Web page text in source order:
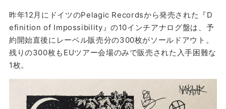
昨年12月にドイツのPelagic Recordsから発売された『D
efinition of Impossibility』の10インチアナログ盤は、予
約開始直後にレーベル販売分の300枚がソールドアウト。
残りの300枚もEUツアー会場のみで販売された入手困難な
1枚。